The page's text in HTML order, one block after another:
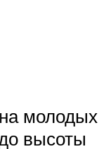
молодых
высоты